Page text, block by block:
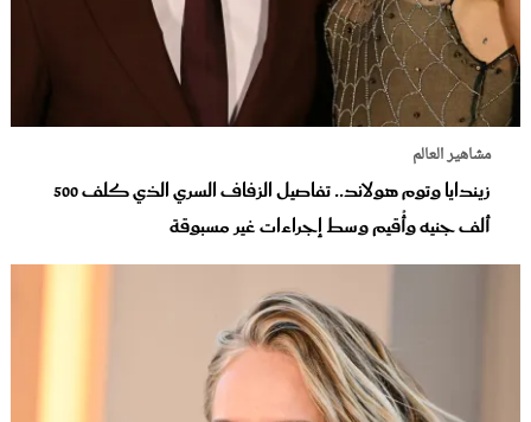
مشاهير العالم
زيندايا وتوم هولاند.. تفاصيل الزفاف السري الذي كلف 500
ألف جنيه وأُقيم وسط إجراءات غير مسبوقة